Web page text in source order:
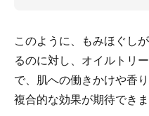
このように、もみほぐし
るのに対し、オイルトリ
で、肌への働きかけや香
複合的な効果が期待できま